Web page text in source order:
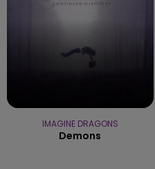
IMAGINE DRAGONS
Demons